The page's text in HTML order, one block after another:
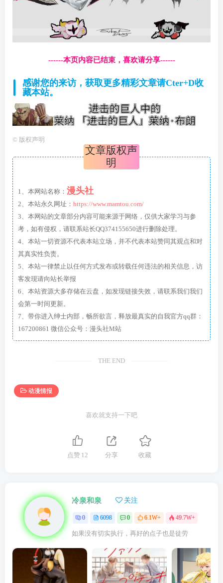
------本页内容已结束，喜欢请分享------
感谢您的来访，获取更多精彩文章请Cter+D收
藏本站。
© 版权声明
文章版权声
明
1、本网站名称： 漫头社
2、本站永久网址： https://www.mamtou.com/
3、本网站的文章部分内容可能来源于网络，仅供大家学习与参
考，如有侵权，请联系站长QQ374155650进行删除处理。
4、本站一切资源不代表本站立场，并不代表本站赞同其观点和对
其真实性负责。
5、本站一律禁止以任何方式发布或转载任何违法的相关信息，访
客发现请向站长举报
6、本站资源大多存储在云盘，如发现链接失效，请联系我们我们
会第一时间更新。
7、带你进入绅士内部，畅所欲言，释放最真实的自我官方qq群：
167200861 微信公众号：漫头社M站
THE END
动漫情报
喜欢就支持一下吧
点赞 12 分享 收藏
冷泉和泉 关注
0 6098 0 6.1W+ 49.7W+
如果没有切实执行，再好的点子也是徒劳